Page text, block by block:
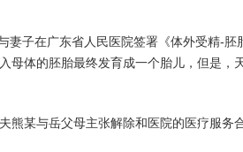
妻子在广东省人民医院签署《体外受精-
母体的胚胎最终发育成一个胎儿，但是，
熊某与岳父母主张解除和医院的医疗服